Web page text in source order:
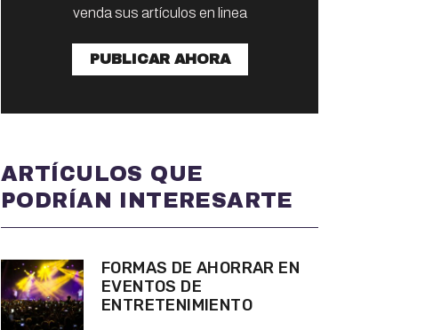
venda sus artículos en linea
PUBLICAR AHORA
ARTÍCULOS QUE
PODRÍAN INTERESARTE
FORMAS DE AHORRAR EN
EVENTOS DE
ENTRETENIMIENTO